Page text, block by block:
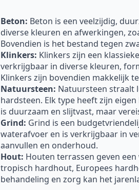
Beton: Beton is een veelzijdig,
diverse kleuren en afwerkingen,
Bovendien is het bestand tegen
Klinkers: Klinkers zijn een
verkrijgbaar in diverse kleuren,
Klinkers zijn bovendien makkelijk
Natuursteen: Natuursteen straalt
hardsteen. Elk type heeft zijn
is duurzaam en slijtvast, maar
Grind: Grind is een
waterafvoer en is verkrijgbaar in
aanvullen en onderhoud.
Hout: Houten terrassen geven
tropisch hardhout, Europees
behandeling en zorg kan het